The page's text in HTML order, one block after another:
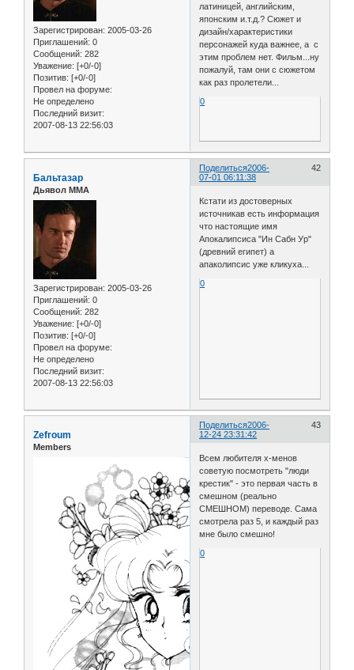
Зарегистрирован: 2005-03-26
Приглашений: 0
Сообщений: 282
Уважение: [+0/-0]
Позитив: [+0/-0]
Провел на форуме:
Не определено
Последний визит:
2007-08-13 22:56:03
латиницей, английским,
японским и.т.д.? Сюжет и
дизайн/характеристики
персонажей куда важнее, а с
этим проблем нет. Фильм...ну
пожалуй, там они с сюжетом
как раз пролетели...
0
Поделиться 42
2006-
07-01 06:11:38
Бальтазар
Дьявол ММА
Зарегистрирован: 2005-03-26
Приглашений: 0
Сообщений: 282
Уважение: [+0/-0]
Позитив: [+0/-0]
Провел на форуме:
Не определено
Последний визит:
2007-08-13 22:56:03
Кстати из достоверных
источникав есть информация
что настоящие имя
Апокалипсиса "Ин Сабн Ур"
(древний египет) а
апаколипсис уже кликуха...
0
Поделиться 43
2006-
12-24 23:31:42
Zefroum
Members
Всем любителя х-менов
советую посмотреть "люди
крестик" - это первая часть в
смешном (реально
СМЕШНОМ) переводе. Сама
смотрела раз 5, и каждый раз
мне было смешно!
0